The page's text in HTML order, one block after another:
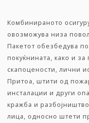
Комбинираното
овозможува низа
Пакетот обезбедува
покуќнината, како и
скапоцености, лични
Притоа, штити од
инсталации и други
кражба и
лица, односно штети